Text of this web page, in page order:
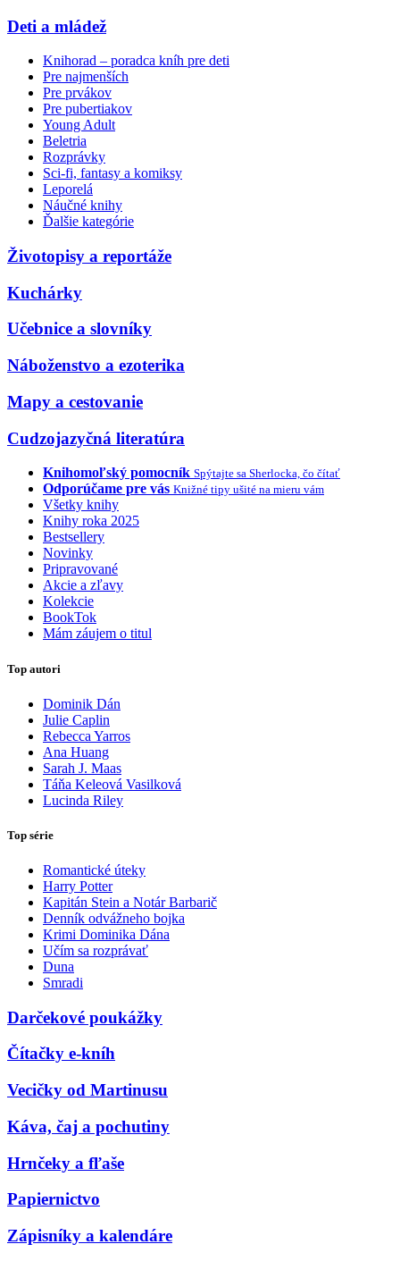
Deti a mládež
Knihorad – poradca kníh pre deti
Pre najmenších
Pre prvákov
Pre pubertiakov
Young Adult
Beletria
Rozprávky
Sci-fi, fantasy a komiksy
Leporelá
Náučné knihy
Ďalšie kategórie
Životopisy a reportáže
Kuchárky
Učebnice a slovníky
Náboženstvo a ezoterika
Mapy a cestovanie
Cudzojazyčná literatúra
Knihomoľský pomocník Spýtajte sa Sherlocka, čo čítať
Odporúčame pre vás Knižné tipy ušité na mieru vám
Všetky knihy
Knihy roka 2025
Bestsellery
Novinky
Pripravované
Akcie a zľavy
Kolekcie
BookTok
Mám záujem o titul
Top autori
Dominik Dán
Julie Caplin
Rebecca Yarros
Ana Huang
Sarah J. Maas
Táňa Keleová Vasilková
Lucinda Riley
Top série
Romantické úteky
Harry Potter
Kapitán Stein a Notár Barbarič
Denník odvážneho bojka
Krimi Dominika Dána
Učím sa rozprávať
Duna
Smradi
Darčekové poukážky
Čítačky e-kníh
Vecičky od Martinusu
Káva, čaj a pochutiny
Hrnčeky a fľaše
Papiernictvo
Zápisníky a kalendáre